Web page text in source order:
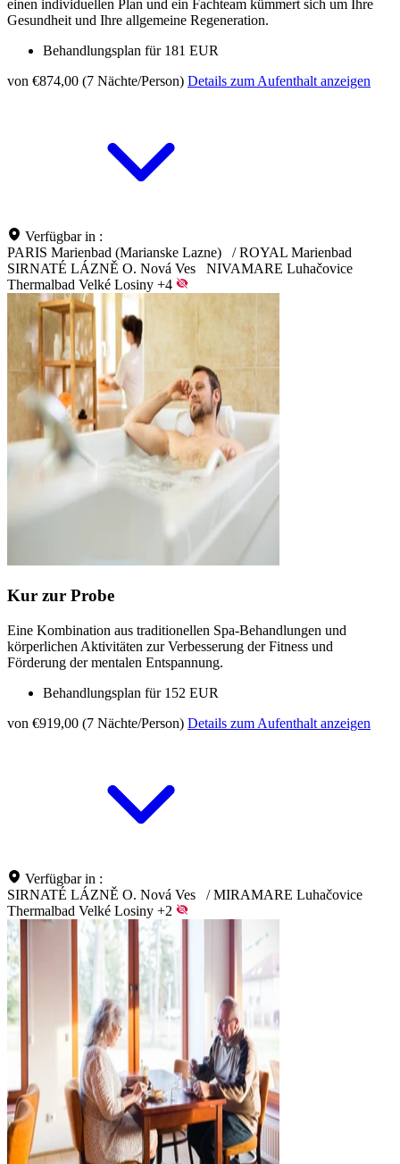
einen individuellen Plan und ein Fachteam kümmert sich um Ihre
Gesundheit und Ihre allgemeine Regeneration.
Behandlungsplan für 181 EUR
von €874,00 (7 Nächte/Person) Details zum Aufenthalt anzeigen
Verfügbar in :
PARIS Marienbad (Marianske Lazne)
/ ROYAL Marienbad
SIRNATÉ LÁZNĚ O. Nová Ves
NIVAMARE Luhačovice
Thermalbad Velké Losiny +4
Kur zur Probe
Eine Kombination aus traditionellen Spa-Behandlungen und
körperlichen Aktivitäten zur Verbesserung der Fitness und
Förderung der mentalen Entspannung.
Behandlungsplan für 152 EUR
von €919,00 (7 Nächte/Person) Details zum Aufenthalt anzeigen
Verfügbar in :
SIRNATÉ LÁZNĚ O. Nová Ves
/ MIRAMARE Luhačovice
Thermalbad Velké Losiny +2